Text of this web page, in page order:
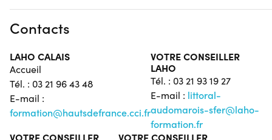
Contacts
LAHO CALAIS
Accueil
Tél. : 03 21 96 43 48
E-mail :
formation@hautsdefrance.cci.fr
VOTRE CONSEILLER
LAHO
Tél. : 03 21 93 19 27
E-mail : littoral-
audomarois-sfer@laho-
formation.fr
VOTRE CONSEILLER
VOTRE CONSEILLER